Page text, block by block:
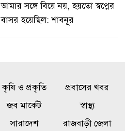
আমার সঙ্গে বিয়ে নয়, হয়তো স্বপ্নের
বাসর হয়েছিল: শাবনূর
একটি চক্র জ্বালানি খাতকে
অস্থিতিশীল করার জন্য সক্রিয়:
কৃষি ও প্রকৃতি
প্রবাসের খবর
জব মার্কেট
স্বাস্থ্য
সারাদেশ
রাজবাড়ী জেলা